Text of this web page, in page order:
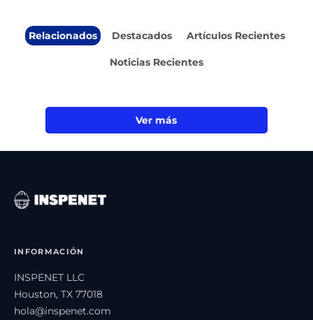
Relacionados Destacados Artículos Recientes
Noticias Recientes
Ver más
INFORMACIÓN
INSPENET LLC
Houston, TX 77018
hola@inspenet.com